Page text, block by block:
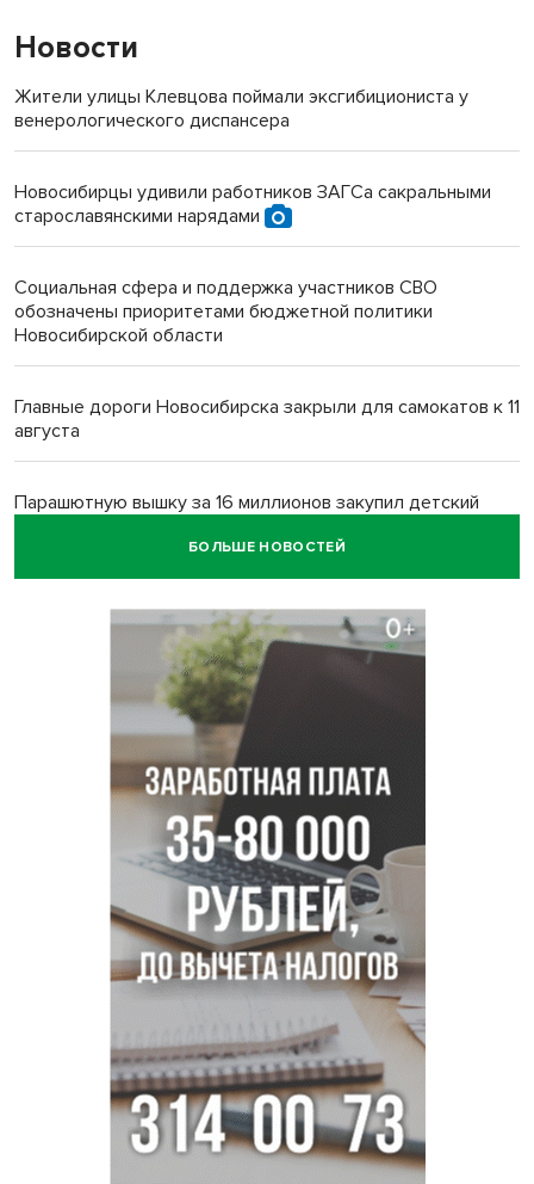
Новости
Жители улицы Клевцова поймали эксгибициониста у
венерологического диспансера
Новосибирцы удивили работников ЗАГСа сакральными
старославянскими нарядами
Социальная сфера и поддержка участников СВО
обозначены приоритетами бюджетной политики
Новосибирской области
Главные дороги Новосибирска закрыли для самокатов к 11
августа
Парашютную вышку за 16 миллионов закупил детский
отдыха в Новосибирске
Глава сельсовета Игорь Конах утонул у острова в
Новосибирском водохранилище
Сибирские пенсионеры накопили в банках рекордные 4,2
Под Новосибирском суд наказал дачников за
дискриминацию с шлагбаумом
БОЛЬШЕ НОВОСТЕЙ